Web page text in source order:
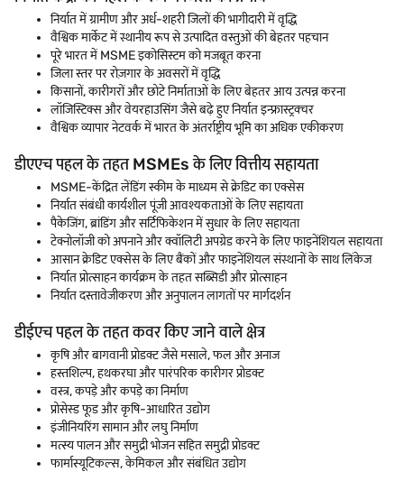
निर्यात में ग्रामीण और अर्ध-शहरी जिलों की भागीदारी में वृद्धि
वैश्विक मार्केट में स्थानीय रूप से उत्पादित वस्तुओं की बेहतर पहचान
पूरे भारत में MSME इकोसिस्टम को मजबूत करना
जिला स्तर पर रोज़गार के अवसरों में वृद्धि
किसानों, कारीगरों और छोटे निर्माताओं के लिए बेहतर आय उत्पन्न करना
लॉजिस्टिक्स और वेयरहाउसिंग जैसे बढ़े हुए निर्यात इन्फ्रास्ट्रक्चर
वैश्विक व्यापार नेटवर्क में भारत के अंतर्राष्ट्रीय भूमि का अधिक एकीकरण
डीएएच पहल के तहत MSMEs के लिए वित्तीय सहायता
MSME-केंद्रित लेंडिंग स्कीम के माध्यम से क्रेडिट का एक्सेस
निर्यात संबंधी कार्यशील पूंजी आवश्यकताओं के लिए सहायता
पैकेजिंग, ब्रांडिंग और सर्टिफिकेशन में सुधार के लिए सहायता
टेक्नोलॉजी को अपनाने और क्वॉलिटी अपग्रेड करने के लिए फाइनेंशियल सहायता
आसान क्रेडिट एक्सेस के लिए बैंकों और फाइनेंशियल संस्थानों के साथ लिंकेज
निर्यात प्रोत्साहन कार्यक्रम के तहत सब्सिडी और प्रोत्साहन
निर्यात दस्तावेजीकरण और अनुपालन लागतों पर मार्गदर्शन
डीईएच पहल के तहत कवर किए जाने वाले क्षेत्र
कृषि और बागवानी प्रोडक्ट जैसे मसाले, फल और अनाज
हस्तशिल्प, हथकरघा और पारंपरिक कारीगर प्रोडक्ट
वस्त्र, कपड़े और कपड़े का निर्माण
प्रोसेस्ड फूड और कृषि-आधारित उद्योग
इंजीनियरिंग सामान और लघु निर्माण
मत्स्य पालन और समुद्री भोजन सहित समुद्री प्रोडक्ट
फार्मास्यूटिकल्स, केमिकल और संबंधित उद्योग